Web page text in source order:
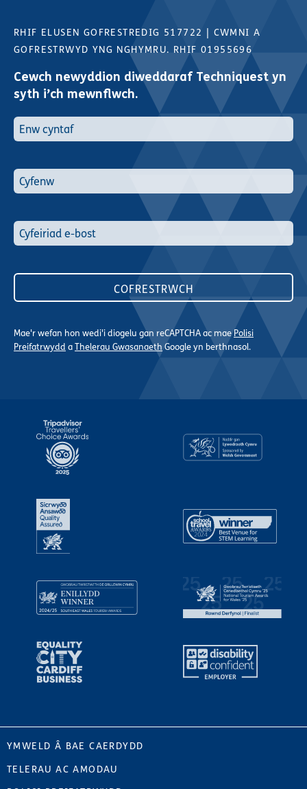
RHIF ELUSEN GOFRESTREDIG 517722
CWMNI A
GOFRESTRWYD YNG NGHYMRU. RHIF 01955696
Cewch newyddion diweddaraf Techniquest yn
syth i’ch mewnflwch.
Mae'r wefan hon wedi'i diogelu gan reCAPTCHA ac maePolisi
Preifatrwydd aThelerau GwasanaethGoogle yn berthnasol.
YMWELD Â BAE CAERDYDD
TELERAU AC AMODAU